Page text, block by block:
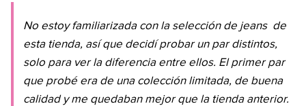
No estoy familiarizada con la selección de jeans de
esta tienda, así que decidí probar un par distintos,
solo para ver la diferencia entre ellos. El primer par
que probé era de una colección limitada, de buena
calidad y me quedaban mejor que la tienda anterior.